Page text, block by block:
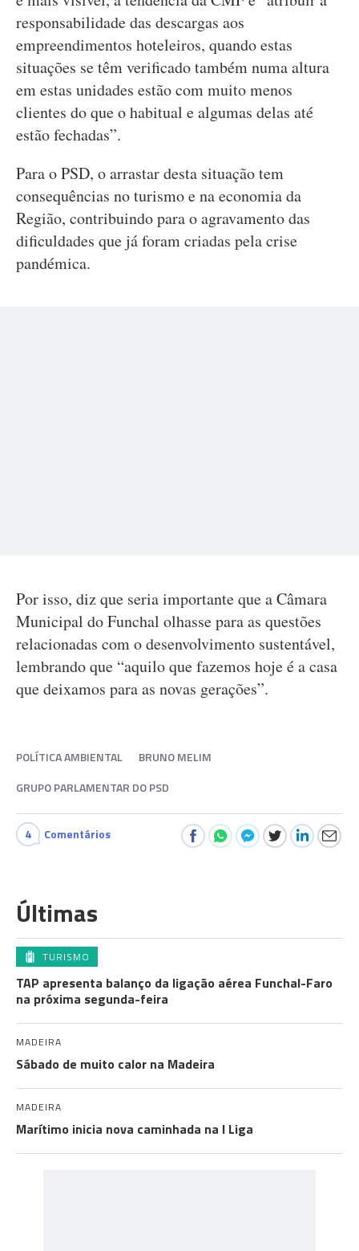
responsabilidade das descargas aos
empreendimentos hoteleiros, quando estas
situações se têm verificado também numa altura
em estas unidades estão com muito menos
clientes do que o habitual e algumas delas até
estão fechadas”.
Para o PSD, o arrastar desta situação tem
consequências no turismo e na economia da
Região, contribuindo para o agravamento das
dificuldades que já foram criadas pela crise
pandémica.
Por isso, diz que seria importante que a Câmara
Municipal do Funchal olhasse para as questões
relacionadas com o desenvolvimento sustentável,
lembrando que “aquilo que fazemos hoje é a casa
que deixamos para as novas gerações”.
POLÍTICA AMBIENTAL
BRUNO MELIM
GRUPO PARLAMENTAR DO PSD
4 Comentários
Últimas
TURISMO
TAP apresenta balanço da ligação aérea Funchal-Faro
na próxima segunda-feira
MADEIRA
Sábado de muito calor na Madeira
MADEIRA
Marítimo inicia nova caminhada na I Liga